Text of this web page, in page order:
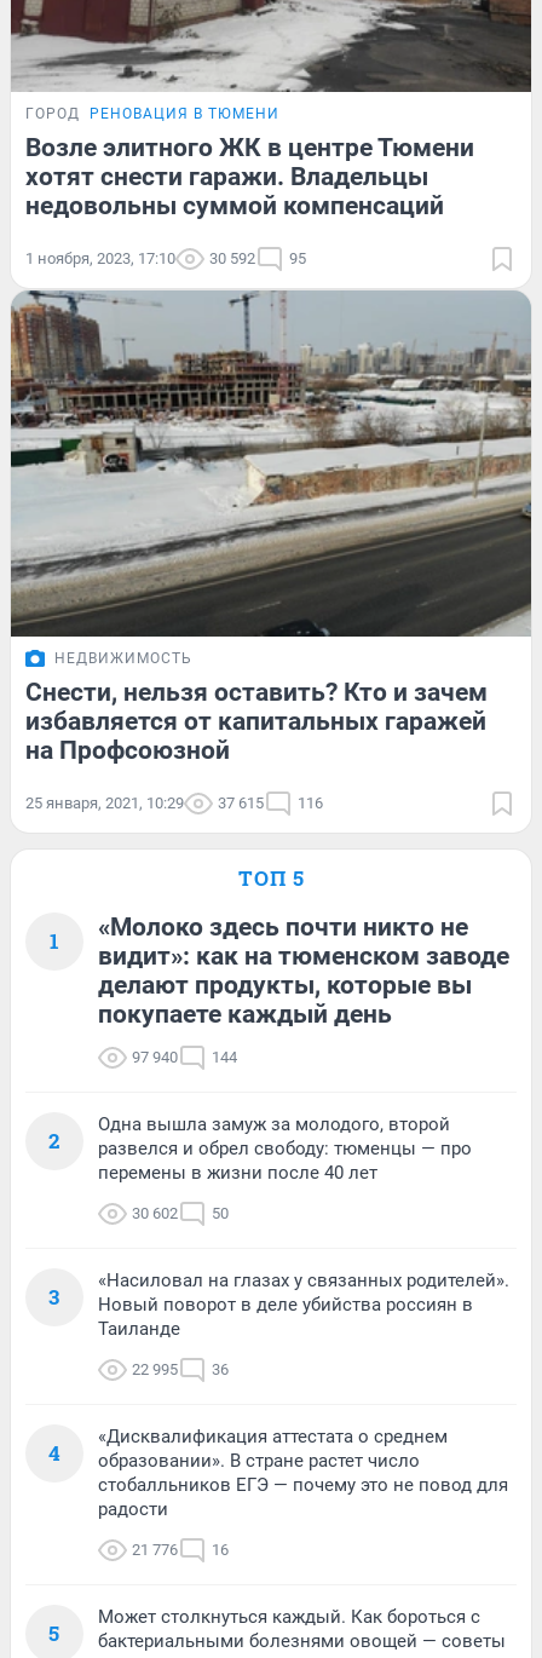
ГОРОД РЕНОВАЦИЯ В ТЮМЕНИ
Возле элитного ЖК в центре Тюмени
хотят снести гаражи. Владельцы
недовольны суммой компенсаций
1 ноября, 2023, 17:10 30 592 95
НЕДВИЖИМОСТЬ
Снести, нельзя оставить? Кто и зачем
избавляется от капитальных гаражей
на Профсоюзной
25 января, 2021, 10:29 37 615 116
ТОП 5
1
«Молоко здесь почти никто не
видит»: как на тюменском заводе
делают продукты, которые вы
покупаете каждый день
97 940 144
2
Одна вышла замуж за молодого, второй
развелся и обрел свободу: тюменцы — про
перемены в жизни после 40 лет
30 602 50
3
«Насиловал на глазах у связанных родителей».
Новый поворот в деле убийства россиян в
Таиланде
22 995 36
4
«Дисквалификация аттестата о среднем
образовании». В стране растет число
стобалльников ЕГЭ — почему это не повод для
радости
21 776 16
5
Может столкнуться каждый. Как бороться с
бактериальными болезнями овощей — советы